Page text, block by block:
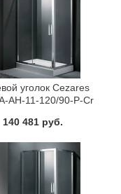
уголок Cezares
AH-11-120/90-P-Cr
140 481 руб.